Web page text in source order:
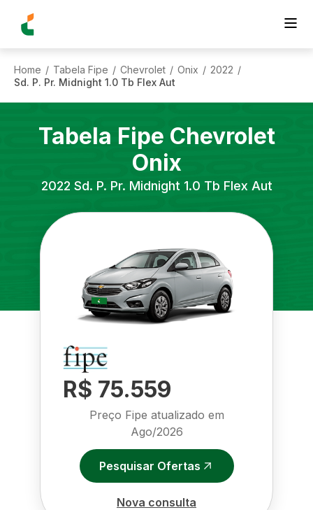
Home / Tabela Fipe / Chevrolet / Onix / 2022 /
Sd. P. Pr. Midnight 1.0 Tb Flex Aut
Tabela Fipe Chevrolet
Onix
2022 Sd. P. Pr. Midnight 1.0 Tb Flex Aut
R$ 75.559
Preço Fipe atualizado em
Ago/2026
Pesquisar Ofertas
Nova consulta